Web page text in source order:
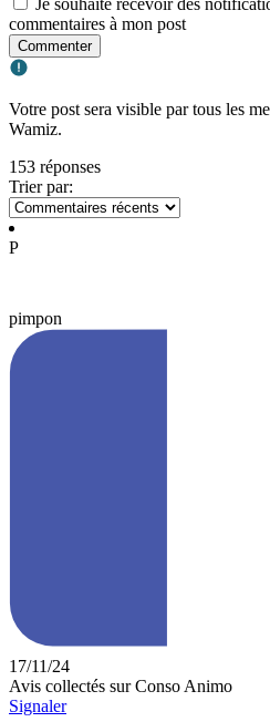
commentaires à mon post
Commenter
Votre post sera visible par tous les
Wamiz.
153 réponses
Trier par:
P
pimpon
17/11/24
Avis collectés sur Conso Animo
Signaler